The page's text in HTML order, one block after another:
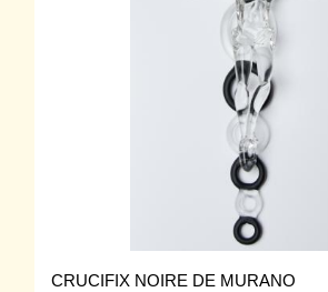
CRUCIFIX NOIRE DE MURANO